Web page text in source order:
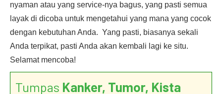
nyaman atau yang service-nya bagus, yang pasti semua
layak di dicoba untuk mengetahui yang mana yang cocok
dengan kebutuhan Anda. Yang pasti, biasanya sekali
Anda terpikat, pasti Anda akan kembali lagi ke situ.
Selamat mencoba!
Tumpas Kanker, Tumor, Kista